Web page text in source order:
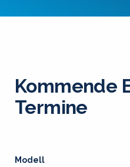
Kommende
Termine
Modell